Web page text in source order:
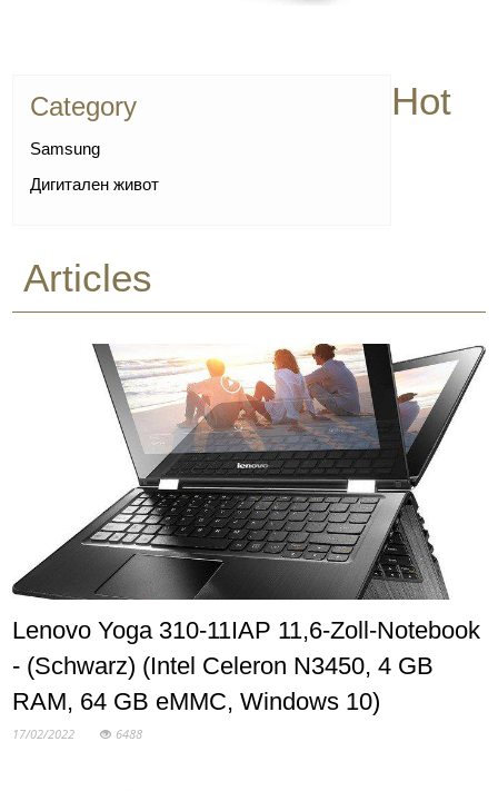
Category
Samsung
Дигитален живот
Hot
Articles
Lenovo Yoga 310-11IAP 11,6-Zoll-Notebook
- (Schwarz) (Intel Celeron N3450, 4 GB
RAM, 64 GB eMMC, Windows 10)
17/02/2022 6488